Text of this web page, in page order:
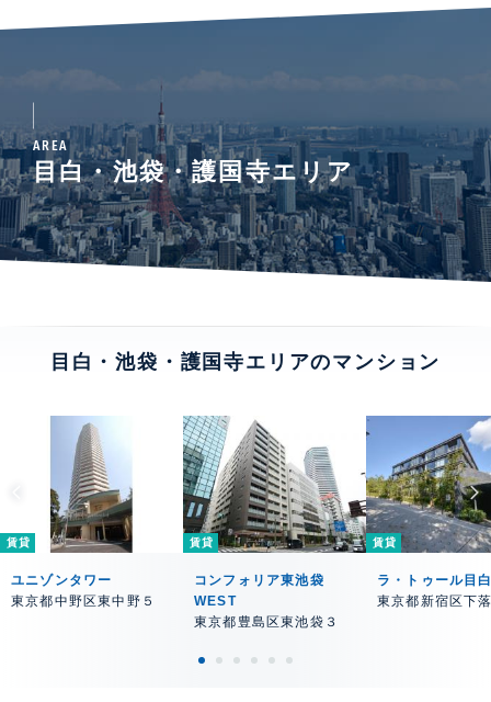
AREA
目白・池袋・護国寺エリア
目白・池袋・護国寺エリアのマンション
賃貸
ユニゾンタワー
東京都中野区東中野５
賃貸
コンフォリア東池袋
WEST
東京都豊島区東池袋３
賃貸
ラ・トゥール目
東京都新宿区下